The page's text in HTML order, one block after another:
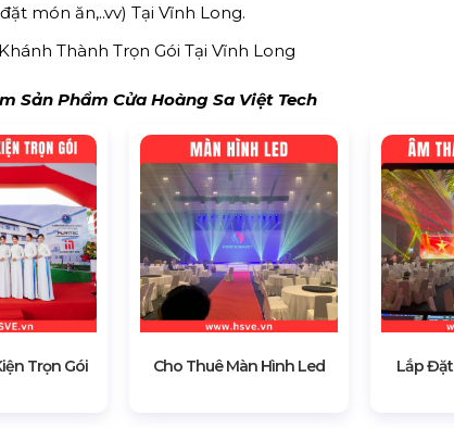
món ăn,..vv) Tại Vĩnh Long.
Thành Trọn Gói Tại Vĩnh Long
Sản Phẩm Cửa Hoàng Sa Việt Tech
Trọn Gói Cho Thuê Màn Hình Led
Lắp